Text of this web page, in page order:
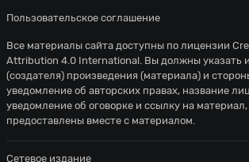
Пользовательское соглашение
Все материалы сайта доступны по лицензии
Attribution 4.0 International. Вы должны указать
(создателя) произведения (материала) и
уведомление об авторских правах, название
уведомление об оговорке и ссылку на
предоставлены вместе с материалом.
Сетевое издание